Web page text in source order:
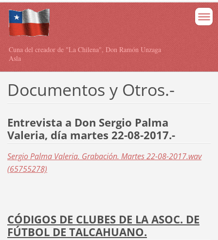
Cuna del creador de "La Chilena", Don Ramón Unzaga
Asla
Documentos y Otros.-
Entrevista a Don Sergio Palma
Valeria, día martes 22-08-2017.-
Sergio Palma Valeria. Grabación. Martes 22-08-2017.wav
(65755278)
CÓDIGOS DE CLUBES DE LA ASOC. DE
FÚTBOL DE TALCAHUANO.